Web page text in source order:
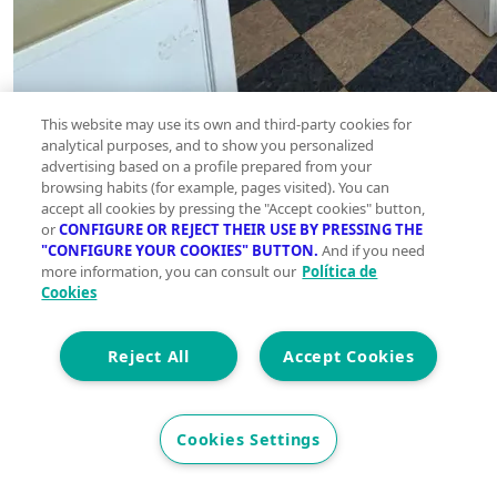
This website may use its own and third-party cookies for
analytical purposes, and to show you personalized
advertising based on a profile prepared from your
browsing habits (for example, pages visited). You can
accept all cookies by pressing the "Accept cookies" button,
orCONFIGURE OR REJECT THEIR USE BY PRESSING THE
"CONFIGURE YOUR COOKIES" BUTTON. And if you need
more information, you can consult our Política de
Cookies
Accept Cookies
Reject All
Cookies Settings